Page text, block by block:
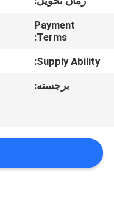
بگیرید
SHOPPING
ON
Payment
Terms:
Supply Ability:
برجسته: